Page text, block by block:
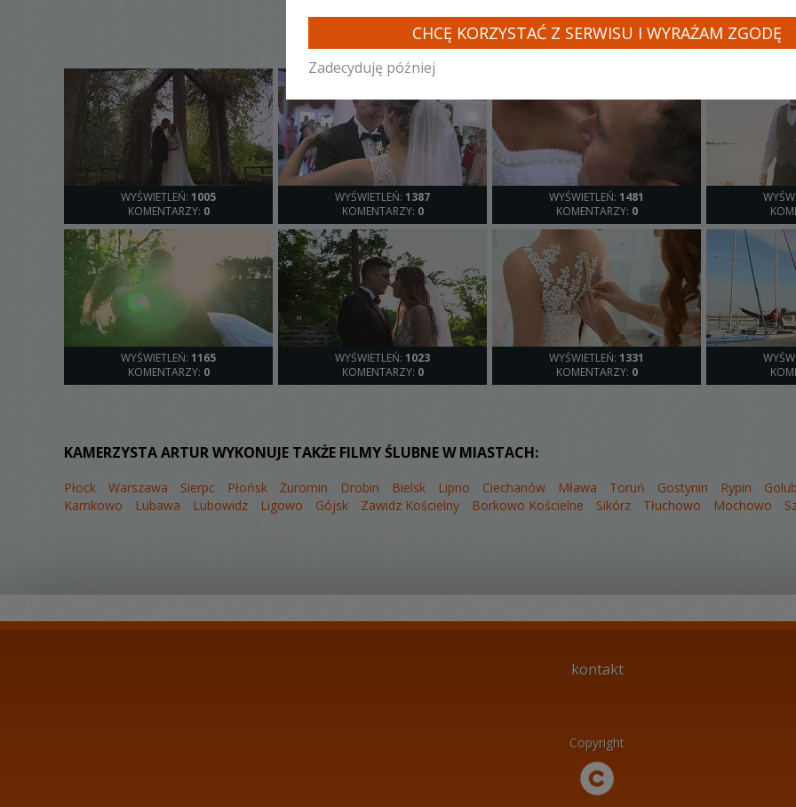
INNE LOSOWE FILMY TEGO KAMERZYSTY
WYŚWIETLEŃ: 1005
KOMENTARZY: 0
WYŚWIETLEŃ: 1387
KOMENTARZY: 0
WYŚWIETLEŃ: 1481
KOMENTARZY: 0
WYŚWIETLEŃ: 1165
KOMENTARZY: 0
WYŚWIETLEŃ: 1023
KOMENTARZY: 0
WYŚWIETLEŃ: 1331
KOMENTARZY: 0
KAMERZYSTA ARTUR WYKONUJE TAKŻE FILMY ŚLUBNE W MIASTACH:
Płock Warszawa Sierpc Płońsk Żuromin Drobin Bielsk Lipno Ciechanów Mława Toruń Gostynin Rypin
Karnkowo
Lubawa Lubowidz Ligowo Gójsk Zawidz Kościelny Borkowo Kościelne Sikórz Tłuchowo Mochowo
kontakt
Copyright
CHCĘ KORZYSTAĆ Z SERWISU I WYRAŻAM ZGODĘ
Zadecyduję później